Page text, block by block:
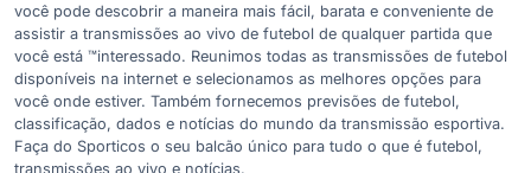
você pode descobrir a maneira mais fácil, barata e conveniente de
assistir a transmissões ao vivo de futebol de qualquer partida que
você está ™interessado. Reunimos todas as transmissões de futebol
disponíveis na internet e selecionamos as melhores opções para
você onde estiver. Também fornecemos previsões de futebol,
classificação, dados e notícias do mundo da transmissão esportiva.
Faça do Sporticos o seu balcão único para tudo o que é futebol,
transmissões ao vivo e notícias.